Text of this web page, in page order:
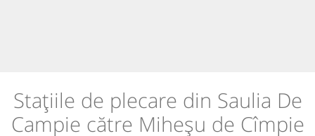
Stațiile de plecare din Saulia De
Campie către Miheșu de Cîmpie